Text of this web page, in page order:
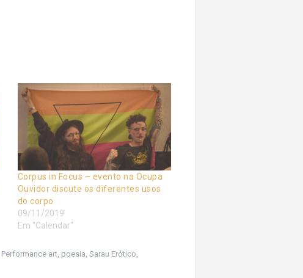
Corpus in Focus – evento na Ocupa
Ouvidor discute os diferentes usos
do corpo
09/11/2019
Em "Calendar"
Performance art, poesia, Sarau Erótico,